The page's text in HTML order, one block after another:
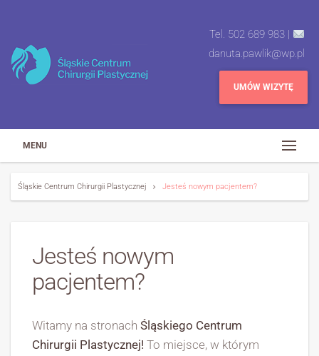
Tel. 502 689 983 |
danuta.pawlik@wp.pl
UMÓW WIZYTĘ
MENU
Śląskie Centrum Chirurgii Plastycznej Jesteś nowym pacjentem?
Jesteś nowym
pacjentem?
Witamy na stronach Śląskiego Centrum
Chirurgii Plastycznej! To miejsce, w którym